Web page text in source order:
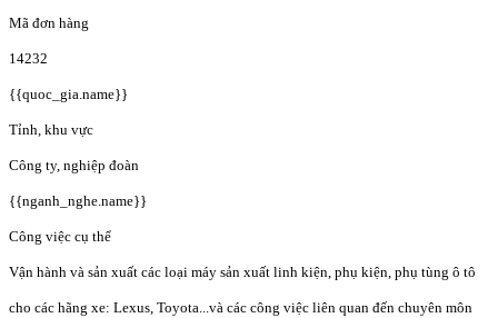
Mã đơn hàng
14232
{{quoc_gia.name}}
Tỉnh, khu vực
Công ty, nghiệp đoàn
{{nganh_nghe.name}}
Công việc cụ thể
Vận hành và sản xuất các loại máy sản xuất linh kiện, phụ kiện, phụ tùng ô tô
cho các hãng xe: Lexus, Toyota...và các công việc liên quan đến chuyên môn